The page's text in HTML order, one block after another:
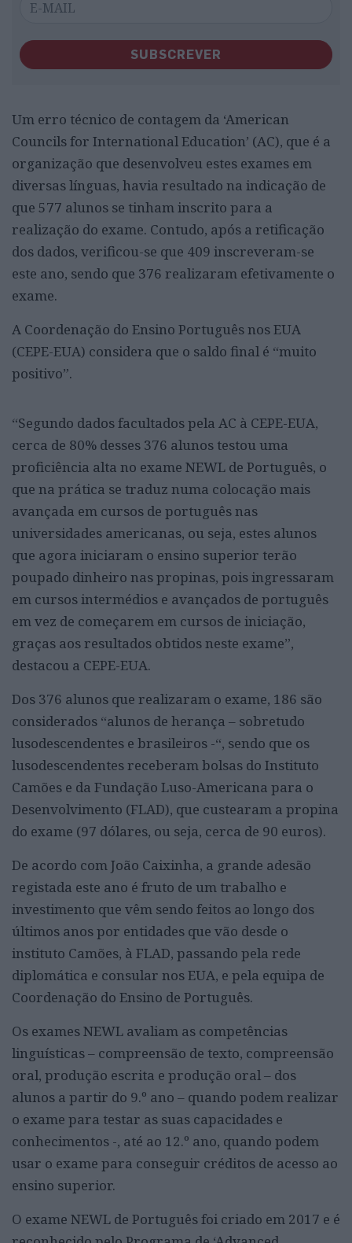
SUBSCREVER
Um erro técnico de contagem da ‘American
Councils for International Education’ (AC), que é a
organização que desenvolveu estes exames em
diversas línguas, havia resultado na indicação de
que 577 alunos se tinham inscrito para a
realização do exame. Contudo, após a retificação
dos dados, verificou-se que 409 inscreveram-se
este ano, sendo que 376 realizaram efetivamente o
exame.
A Coordenação do Ensino Português nos EUA
(CEPE-EUA) considera que o saldo final é “muito
positivo”.
“Segundo dados facultados pela AC à CEPE-EUA,
cerca de 80% desses 376 alunos testou uma
proficiência alta no exame NEWL de Português, o
que na prática se traduz numa colocação mais
avançada em cursos de português nas
universidades americanas, ou seja, estes alunos
que agora iniciaram o ensino superior terão
poupado dinheiro nas propinas, pois ingressaram
em cursos intermédios e avançados de português
em vez de começarem em cursos de iniciação,
graças aos resultados obtidos neste exame”,
destacou a CEPE-EUA.
Dos 376 alunos que realizaram o exame, 186 são
considerados “alunos de herança – sobretudo
lusodescendentes e brasileiros -“, sendo que os
lusodescendentes receberam bolsas do Instituto
Camões e da Fundação Luso-Americana para o
Desenvolvimento (FLAD), que custearam a propina
do exame (97 dólares, ou seja, cerca de 90 euros).
De acordo com João Caixinha, a grande adesão
registada este ano é fruto de um trabalho e
investimento que vêm sendo feitos ao longo dos
últimos anos por entidades que vão desde o
instituto Camões, à FLAD, passando pela rede
diplomática e consular nos EUA, e pela equipa de
Coordenação do Ensino de Português.
Os exames NEWL avaliam as competências
linguísticas – compreensão de texto, compreensão
oral, produção escrita e produção oral – dos
alunos a partir do 9.º ano – quando podem realizar
o exame para testar as suas capacidades e
conhecimentos -, até ao 12.º ano, quando podem
usar o exame para conseguir créditos de acesso ao
ensino superior.
O exame NEWL de Português foi criado em 2017 e é